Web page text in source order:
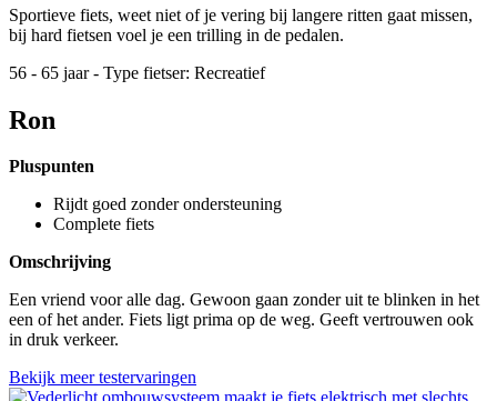
Sportieve fiets, weet niet of je vering bij langere ritten gaat missen,
bij hard fietsen voel je een trilling in de pedalen.
56 - 65 jaar - Type fietser: Recreatief
Ron
Pluspunten
Rijdt goed zonder ondersteuning
Complete fiets
Omschrijving
Een vriend voor alle dag. Gewoon gaan zonder uit te blinken in het
een of het ander. Fiets ligt prima op de weg. Geeft vertrouwen ook
in druk verkeer.
Bekijk meer testervaringen